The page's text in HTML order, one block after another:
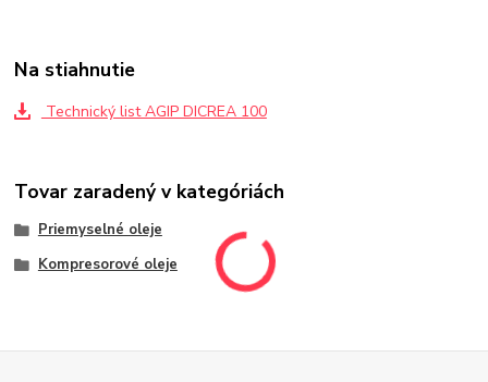
Na stiahnutie
Technický list AGIP DICREA 100
Tovar zaradený v kategóriách
Priemyselné oleje
Kompresorové oleje